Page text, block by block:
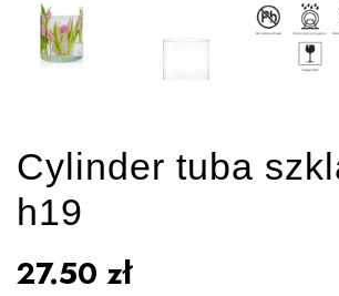
Cylinder tuba
h19
27.50 zł